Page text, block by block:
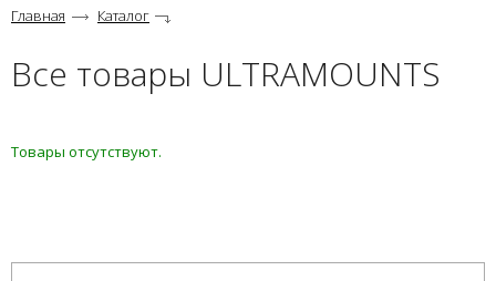
Главная Каталог
Все товары ULTRAMOUNTS
Товары отсутствуют.